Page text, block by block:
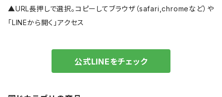
▲URL長押しで選択。コピーしてブラウザ（safari,chromeなど）や
「LINEから開く」アクセス
公式LINEをチェック